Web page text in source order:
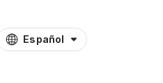
Español